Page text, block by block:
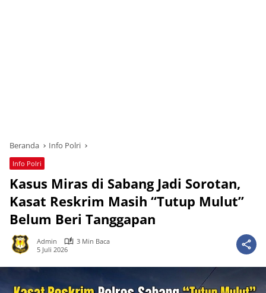
Beranda Info Polri
Info Polri
Kasus Miras di Sabang Jadi Sorotan,
Kasat Reskrim Masih “Tutup Mulut”
Belum Beri Tanggapan
Admin
3 Min Baca
5 Juli 2026